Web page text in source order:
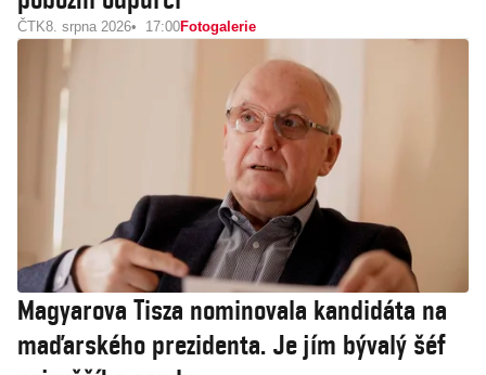
ČTK8. srpna 2026 17:00Fotogalerie
Magyarova Tisza nominovala kandidáta na
maďarského prezidenta. Je jím bývalý šéf